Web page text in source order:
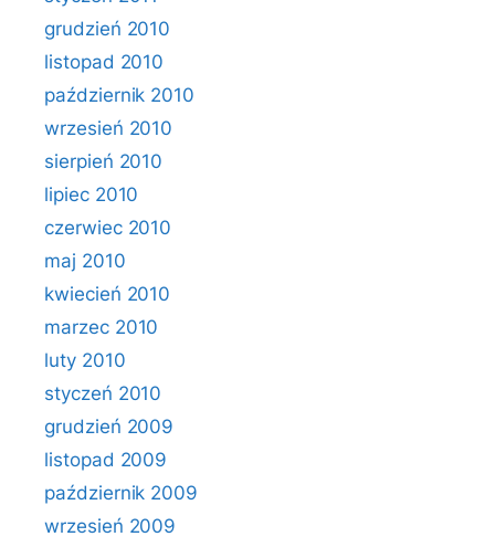
grudzień 2010
listopad 2010
październik 2010
wrzesień 2010
sierpień 2010
lipiec 2010
czerwiec 2010
maj 2010
kwiecień 2010
marzec 2010
luty 2010
styczeń 2010
grudzień 2009
listopad 2009
październik 2009
wrzesień 2009